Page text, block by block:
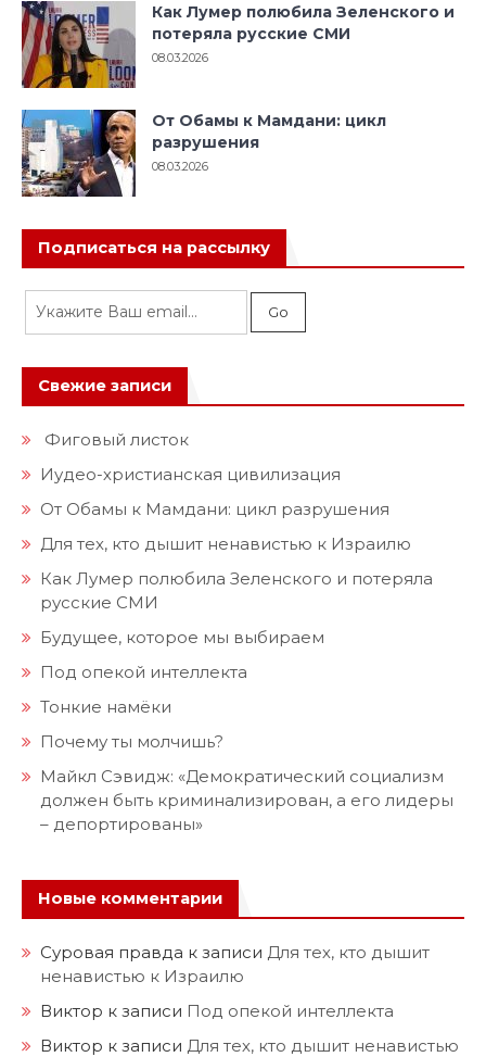
Как Лумер полюбила Зеленского и
потеряла русские СМИ
08.03.2026
От Обамы к Мамдани: цикл
разрушения
08.03.2026
Подписаться на рассылку
Свежие записи
Фиговый листок
Иудео-христианская цивилизация
От Обамы к Мамдани: цикл разрушения
Для тех, кто дышит ненавистью к Израилю
Как Лумер полюбила Зеленского и потеряла
русские СМИ
Будущее, которое мы выбираем
Под опекой интеллекта
Тонкие намёки
Почему ты молчишь?
Майкл Сэвидж: «Демократический социализм
должен быть криминализирован, а его лидеры
– депортированы»
Новые комментарии
Суровая правда к записи Для тех, кто дышит
ненавистью к Израилю
Виктор к записи Под опекой интеллекта
Виктор к записи Для тех, кто дышит ненавистью